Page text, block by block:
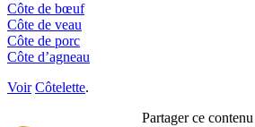
Côte de bœuf
Côte de veau
Côte de porc
Côte d’agneau
Voir Côtelette.
Partager ce contenu